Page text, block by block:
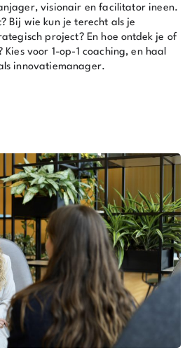
visionair en facilitator ineen.
Bij wie kun je terecht als je
project? En hoe ontdek je of
voor 1-op-1 coaching, en haal
innovatiemanager.